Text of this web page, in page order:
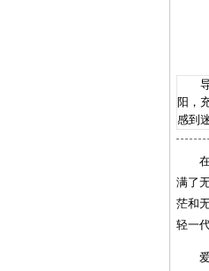
导
阳，
感到
满了
茫和
轻一